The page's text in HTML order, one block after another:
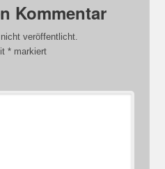
Kommentar
veröffentlicht.
* markiert